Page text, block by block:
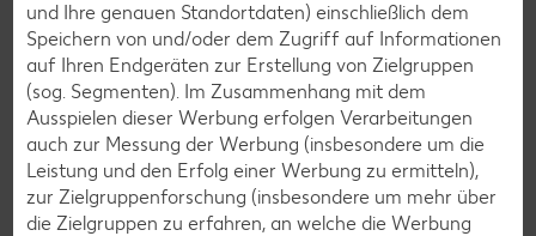
Zurück zu allen Rezepten
und Ihre genauen Standortdaten) einschließlich dem
Speichern von und/oder dem Zugriff auf Informationen
auf Ihren Endgeräten zur Erstellung von Zielgruppen
(sog. Segmenten). Im Zusammenhang mit dem
Ausspielen dieser Werbung erfolgen Verarbeitungen
auch zur Messung der Werbung (insbesondere um die
Leistung und den Erfolg einer Werbung zu ermitteln),
zur Zielgruppenforschung (insbesondere um mehr über
die Zielgruppen zu erfahren, an welche die Werbung